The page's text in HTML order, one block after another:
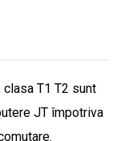
T1 T2 sunt
JT împotriva